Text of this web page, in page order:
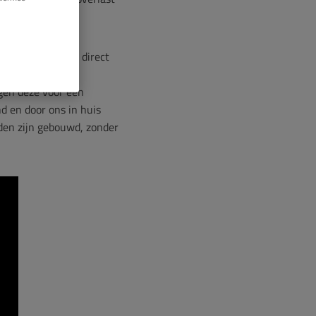
welke direct
Met deze
deze voor een
en door ons in huis
zijn gebouwd, zonder